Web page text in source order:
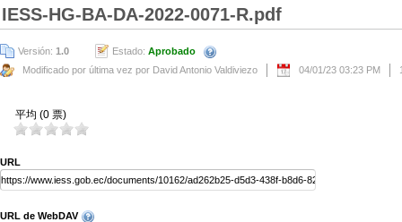
IESS-HG-BA-DA-2022-0071-R.pdf
Versión: 1.0 Estado: Aprobado
Modificado por última vez por David Antonio Valdiviezo
04/01/23 03:23 PM
平均 (0 票)
URL
URL de WebDAV